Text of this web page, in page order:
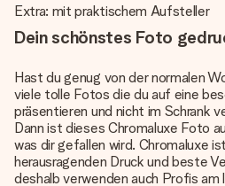
Extra: mit praktischem Aufsteller
Dein schönstes Foto
Hast du genug von der normalen
viele tolle Fotos die du auf eine
präsentieren und nicht im Schrank
Dann ist dieses Chromaluxe Foto
was dir gefallen wird. Chromaluxe
herausragenden Druck und beste
deshalb verwenden auch Profis